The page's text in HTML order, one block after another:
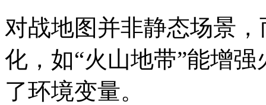
对战地图并非静态场景
化，如“火山地带”能增
了环境变量。